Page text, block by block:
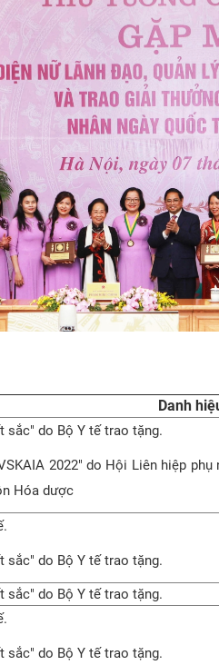
Danh
sắc" do Bộ Y tế trao tặng.
2022" do Hội Liên hiệp
Hóa dược
sắc" do Bộ Y tế trao tặng.
sắc" do Bộ Y tế trao tặng.
sắc" do Bộ Y tế trao tặng.